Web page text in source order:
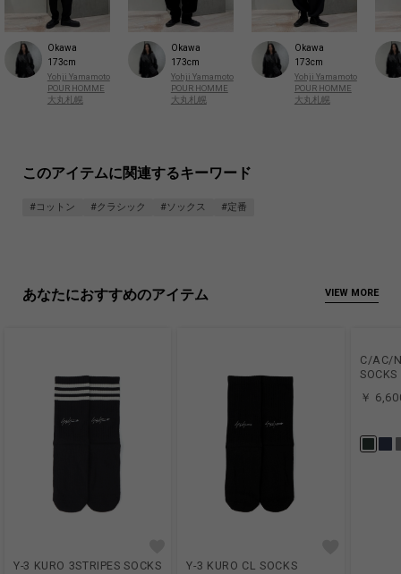
Okawa
173cm
Yohji Yamamoto
POUR HOMME
大丸札幌
Okawa
173cm
Yohji Yamamoto
POUR HOMME
大丸札幌
Okawa
173cm
Yohji Yamamoto
POUR HOMME
大丸札幌
このアイテムに関連するキーワード
#コットン #クラシック #ソックス #定番
あなたにおすすめのアイテム VIEW MORE
Y-3 KURO 3STRIPES SOCKS
Y-3 KURO CL SOCKS
C/AC/
SOCKS
￥